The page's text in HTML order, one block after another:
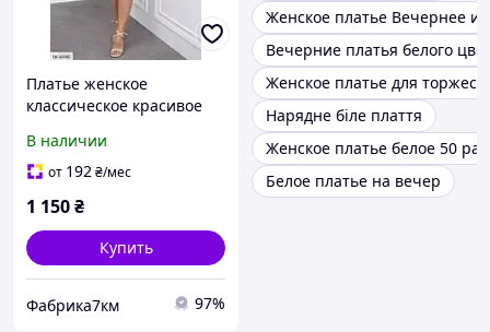
Платье женское
классическое красивое
льна со вставками из
прошвы арт 527
В наличии
от 192₴/мес
1 150₴
Купить
Фабрика7км 97%
Женское платье Вечернее
Вечерние платья белого
Женское платье для
Нарядне біле плаття
Женское платье белое 50
Белое платье на вечер